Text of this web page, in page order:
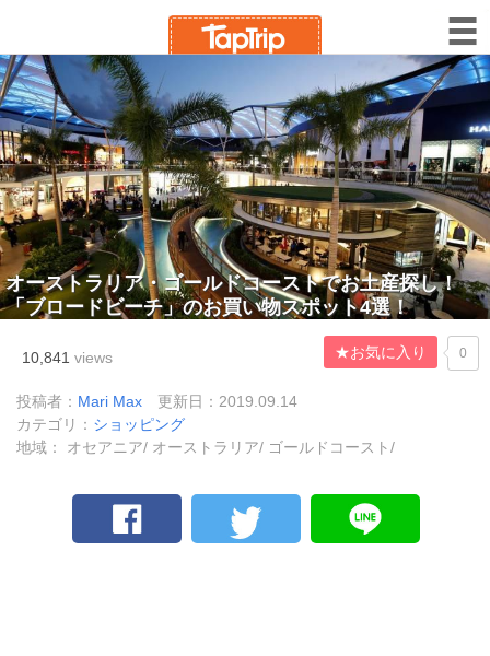
オーストラリア・ゴールドコーストでお土産探し！
「ブロードビーチ」のお買い物スポット4選！
10,841 views ★お気に入り 0
投稿者： Mari Max
更新日：2019.09.14
カテゴリ： ショッピング
地域： オセアニア/ オーストラリア/ ゴールドコースト/